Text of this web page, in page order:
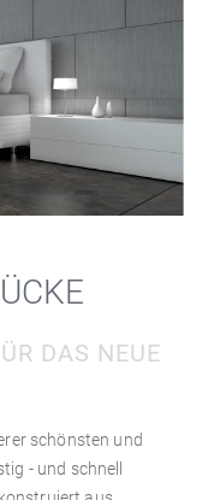
DAS NEUE
schönsten und
- und schnell